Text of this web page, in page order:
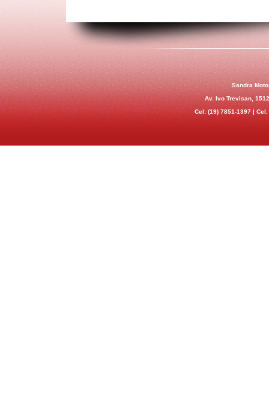
Sandra
Av. Ivo Trevisan,
Cel: (19) 7851-1397 | Cel.